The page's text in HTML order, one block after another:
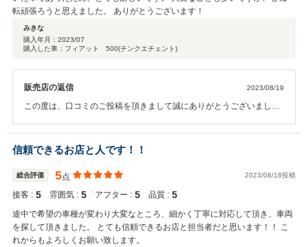
転頑張ろうと思えました。 ありがとうございます！
みきな
購入年月： 2023/07
購入した車：フィアット 500(チンクエチェント)
販売店の返信 2023/08/19
この度は、口コミのご投稿を頂きまして誠にありがとうございまし
んで頂いたお姿が印象的です。 大切に長くお乗り頂きたいと思いま
す。 アフターサポートも精一杯対応をさせて頂きます。 今後とも末永
くよろしくお願い致します。
信頼できるお店と人です！！
総合評価 5点 2023/08/18投稿
接客 : 5 雰囲気 : 5 アフター : 5 品質 : 5
途中で希望の車種が変わり大変なところ、細かく丁寧に対応して頂き、車両
を探して頂きました。 とても信頼できるお店と担当者だと思います！！ こ
れからもよろしくお願い致します。